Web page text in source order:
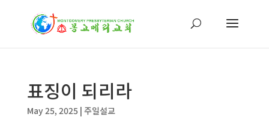
표징이 되리라
May 25, 2025| 주일설교